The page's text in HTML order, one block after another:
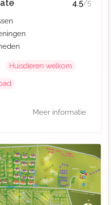
4.5/5
Huisdieren welkom
Meer informatie